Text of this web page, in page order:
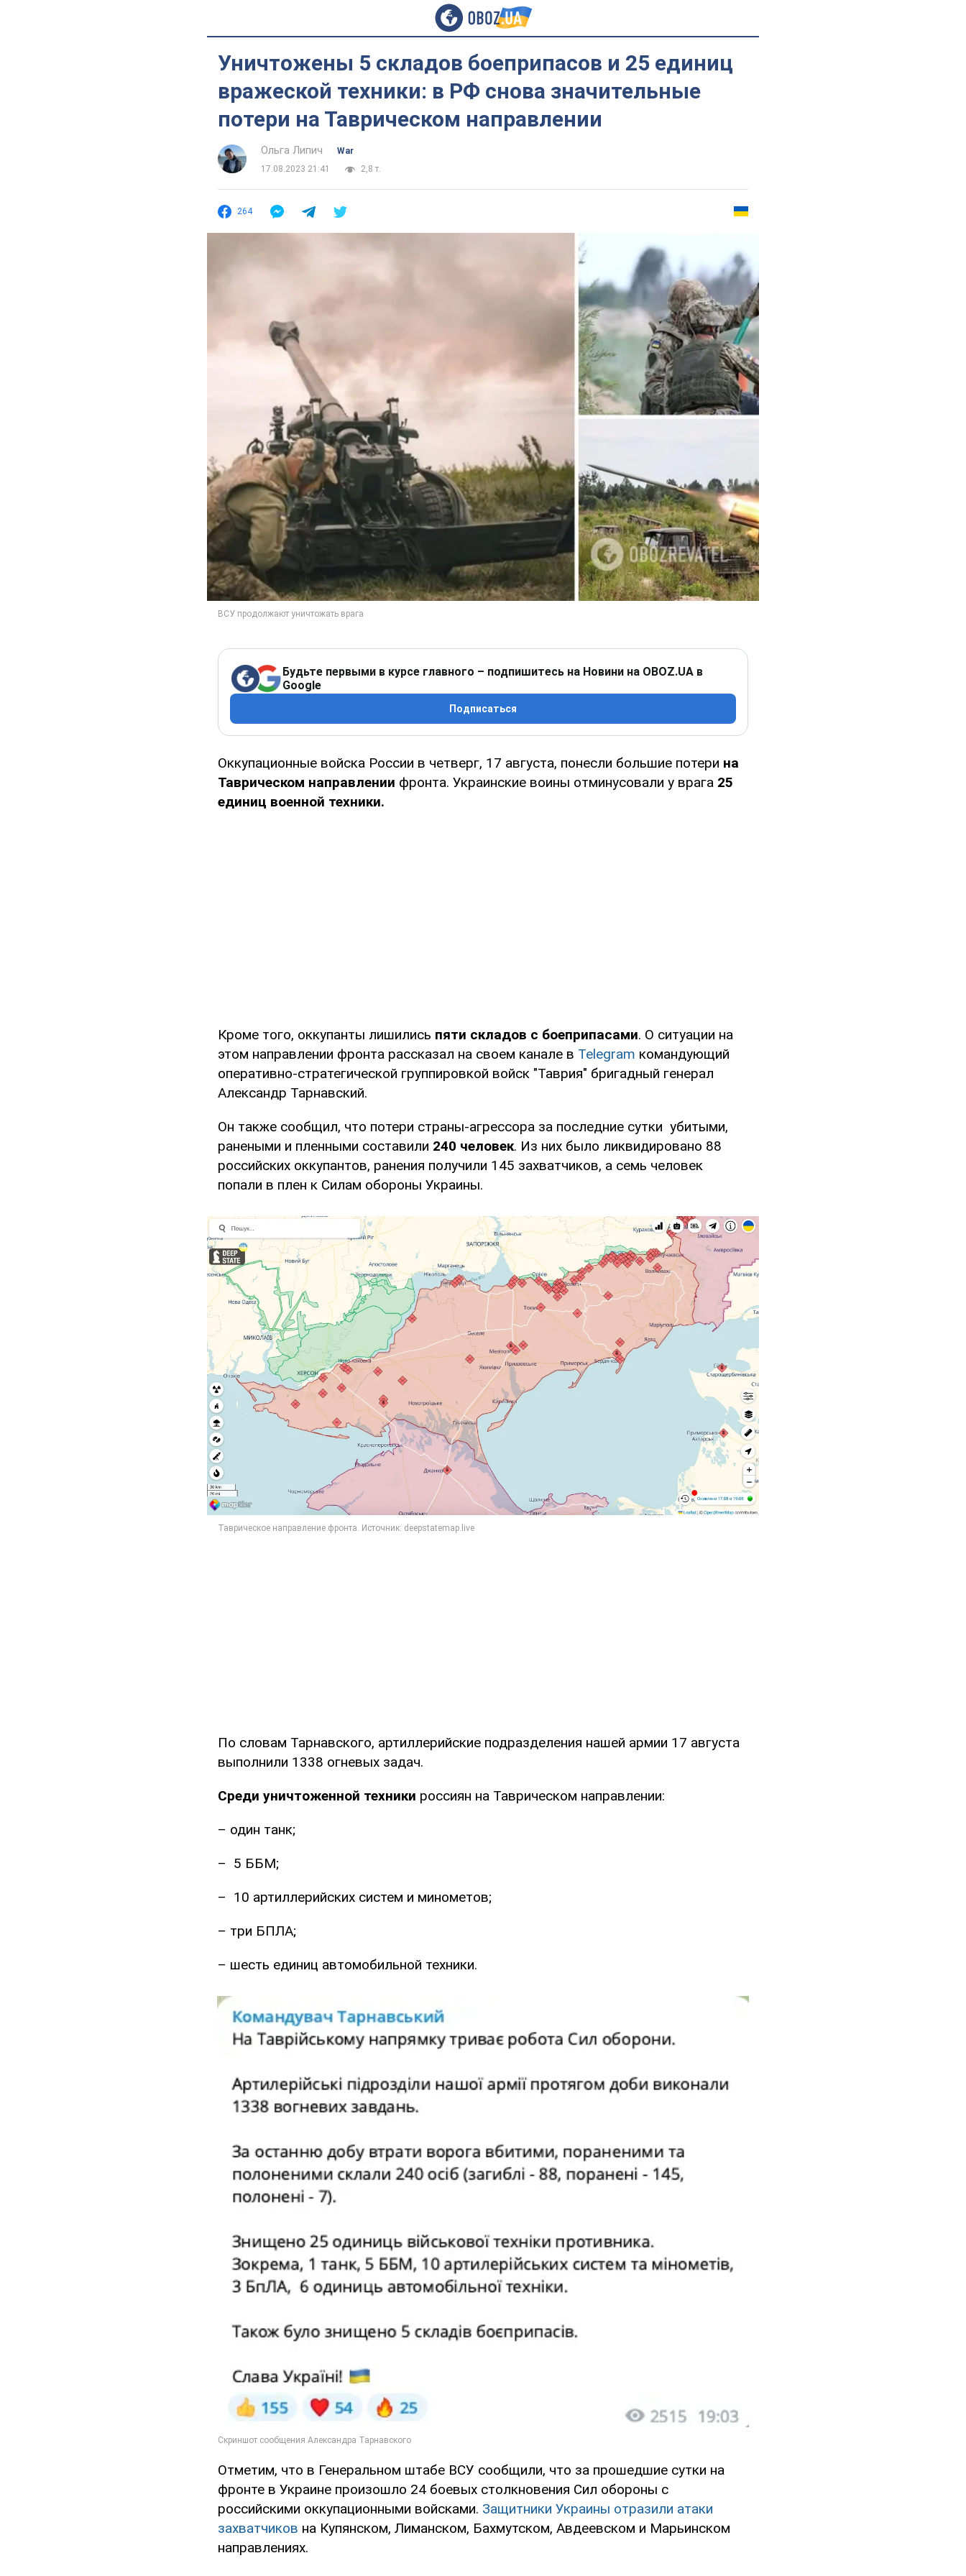
Уничтожены 5 складов боеприпасов и 25 единиц
вражеской техники: в РФ снова значительные
потери на Таврическом направлении
Ольга Липич
War
17.08.2023 21:41
2,8 т.
264
Будьте первыми в курсе главного – подпишитесь на Новини на OBOZ.UA в
Google
Подписаться
Оккупационные войска России в четверг, 17 августа, понесли большие потери на
Таврическом направлении фронта. Украинские воины отминусовали у врага 25
единиц военной техники.
Кроме того, оккупанты лишились пяти складов с боеприпасами. О ситуации на
этом направлении фронта рассказал на своем канале в Telegram командующий
оперативно-стратегической группировкой войск "Таврия" бригадный генерал
Александр Тарнавский.
Он также сообщил, что потери страны-агрессора за последние сутки убитыми,
ранеными и пленными составили 240 человек. Из них было ликвидировано 88
российских оккупантов, ранения получили 145 захватчиков, а семь человек
попали в плен к Силам обороны Украины.
По словам Тарнавского, артиллерийские подразделения нашей армии 17 августа
выполнили 1338 огневых задач.
Среди уничтоженной техники россиян на Таврическом направлении:
– один танк;
– 5 ББМ;
– 10 артиллерийских систем и минометов;
– три БПЛА;
– шесть единиц автомобильной техники.
Отметим, что в Генеральном штабе ВСУ сообщили, что за прошедшие сутки на
фронте в Украине произошло 24 боевых столкновения Сил обороны с
российскими оккупационными войсками. Защитники Украины отразили атаки
захватчиков на Купянском, Лиманском, Бахмутском, Авдеевском и Марьинском
направлениях.